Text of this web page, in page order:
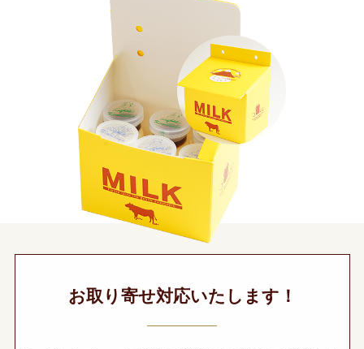
お取り寄せ対応いたします！